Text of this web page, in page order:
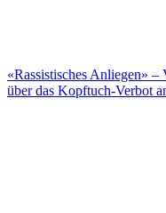
«Rassistisches Anliegen» –
über das Kopftuch-Verbot